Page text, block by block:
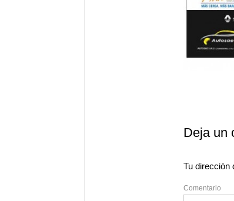
Deja un
Tu dirección
Comentario